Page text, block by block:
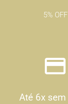
5% OFF
Até 6x